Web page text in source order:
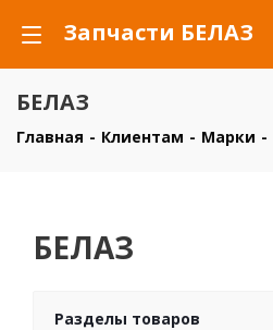
Запчасти БЕЛАЗ
БЕЛАЗ
Главная - Клиентам - Марки -
БЕЛАЗ
Разделы товаров